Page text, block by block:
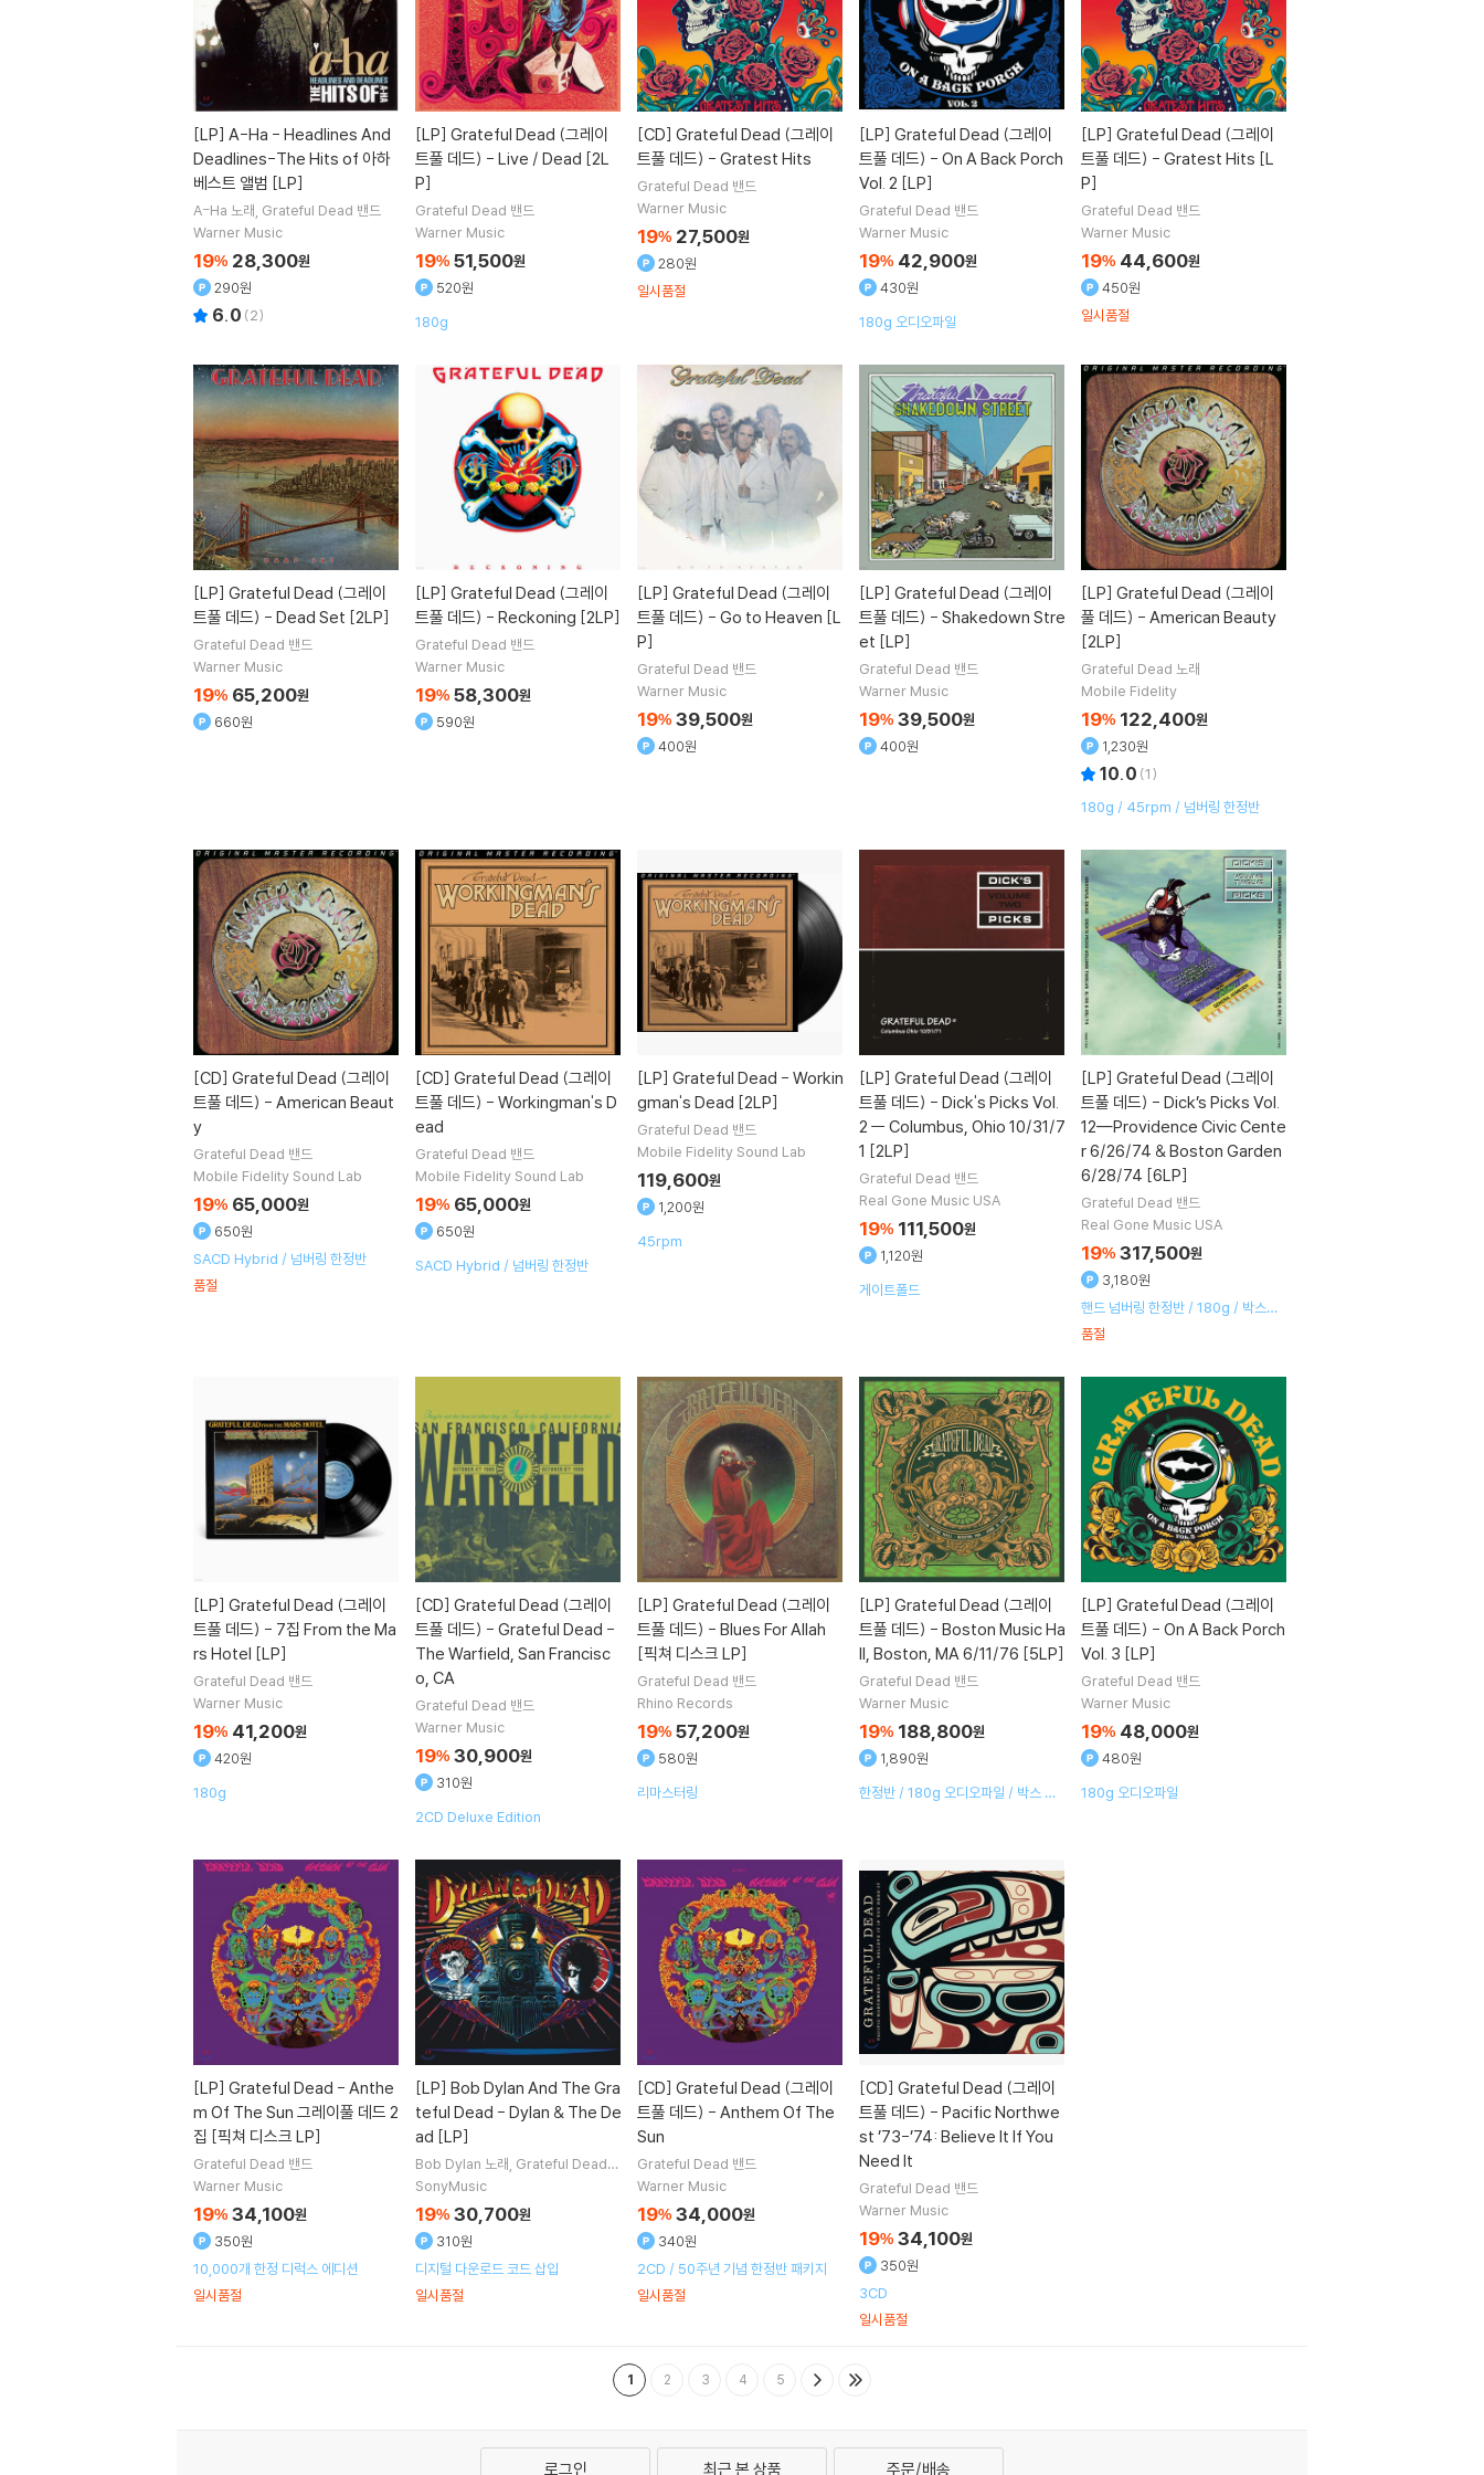
[LP] A-Ha - Headlines And
Deadlines-The Hits of 아하
베스트 앨범 [LP]
A-Ha 노래 Grateful Dead 밴드
Warner Music
19% 28,300원
290원
6.0 (2)
[LP] Grateful Dead (그레이
트풀 데드) - Live / Dead [2L
P]
Grateful Dead 밴드
Warner Music
19% 51,500원
520원
180g
[CD] Grateful Dead (그레이
트풀 데드) - Gratest Hits
Grateful Dead 밴드
Warner Music
19% 27,500원
280원
일시품절
[LP] Grateful Dead (그레이
트풀 데드) - On A Back Porch
Vol. 2 [LP]
Grateful Dead 밴드
Warner Music
19% 42,900원
430원
180g 오디오파일
[LP] Grateful Dead (그레이
트풀 데드) - Gratest Hits [L
P]
Grateful Dead 밴드
Warner Music
19% 44,600원
450원
일시품절
[LP] Grateful Dead (그레이
트풀 데드) - Dead Set [2LP]
Grateful Dead 밴드
Warner Music
19% 65,200원
660원
[LP] Grateful Dead (그레이
트풀 데드) - Reckoning [2LP]
Grateful Dead 밴드
Warner Music
19% 58,300원
590원
[LP] Grateful Dead (그레이
트풀 데드) - Go to Heaven [L
P]
Grateful Dead 밴드
Warner Music
19% 39,500원
400원
[LP] Grateful Dead (그레이
트풀 데드) - Shakedown Stre
et [LP]
Grateful Dead 밴드
Warner Music
19% 39,500원
400원
[LP] Grateful Dead (그레이
풀 데드) - American Beauty
[2LP]
Grateful Dead 노래
Mobile Fidelity
19% 122,400원
1,230원
10.0 (1)
180g / 45rpm / 넘버링 한정반
[CD] Grateful Dead (그레이
트풀 데드) - American Beaut
y
Grateful Dead 밴드
Mobile Fidelity Sound Lab
19% 65,000원
650원
SACD Hybrid / 넘버링 한정반
품절
[CD] Grateful Dead (그레이
트풀 데드) - Workingman's D
ead
Grateful Dead 밴드
Mobile Fidelity Sound Lab
19% 65,000원
650원
SACD Hybrid / 넘버링 한정반
[LP] Grateful Dead - Workin
gman's Dead [2LP]
Grateful Dead 밴드
Mobile Fidelity Sound Lab
119,600원
1,200원
45rpm
[LP] Grateful Dead (그레이
트풀 데드) - Dick's Picks Vol.
2 ㅡ Columbus, Ohio 10/31/7
1 [2LP]
Grateful Dead 밴드
Real Gone Music USA
19% 111,500원
1,120원
게이트폴드
[LP] Grateful Dead (그레이
트풀 데드) - Dick’s Picks Vol.
12—Providence Civic Cente
r 6/26/74 & Boston Garden
6/28/74 [6LP]
Grateful Dead 밴드
Real Gone Music USA
19% 317,500원
3,180원
핸드 넘버링 한정반 / 180g / 박스세
트
품절
[LP] Grateful Dead (그레이
트풀 데드) - 7집 From the Ma
rs Hotel [LP]
Grateful Dead 밴드
Warner Music
19% 41,200원
420원
180g
[CD] Grateful Dead (그레이
트풀 데드) - Grateful Dead -
The Warfield, San Francisc
o, CA
Grateful Dead 밴드
Warner Music
19% 30,900원
310원
2CD Deluxe Edition
[LP] Grateful Dead (그레이
트풀 데드) - Blues For Allah
[픽쳐 디스크 LP]
Grateful Dead 밴드
Rhino Records
19% 57,200원
580원
리마스터링
[LP] Grateful Dead (그레이
트풀 데드) - Boston Music Ha
ll, Boston, MA 6/11/76 [5LP]
Grateful Dead 밴드
Warner Music
19% 188,800원
1,890원
한정반 / 180g 오디오파일 / 박스 세
[LP] Grateful Dead (그레이
트풀 데드) - On A Back Porch
Vol. 3 [LP]
Grateful Dead 밴드
Warner Music
19% 48,000원
480원
180g 오디오파일
[LP] Grateful Dead - Anthe
m Of The Sun 그레이풀 데드 2
집 [픽쳐 디스크 LP]
Grateful Dead 밴드
Warner Music
19% 34,100원
350원
10,000개 한정 디럭스 에디션
일시품절
[LP] Bob Dylan And The Gra
teful Dead - Dylan & The De
ad [LP]
Bob Dylan 노래 Grateful Dead
밴드
SonyMusic
19% 30,700원
310원
디지털 다운로드 코드 삽입
일시품절
[CD] Grateful Dead (그레이
트풀 데드) - Anthem Of The
Sun
Grateful Dead 밴드
Warner Music
19% 34,000원
340원
2CD / 50주년 기념 한정반 패키지
일시품절
[CD] Grateful Dead (그레이
트풀 데드) - Pacific Northwe
st ’73-’74: Believe It If You
Need It
Grateful Dead 밴드
Warner Music
19% 34,100원
350원
3CD
일시품절
1 2 3 4 5
로그인 최근 본 상품 주문/배송